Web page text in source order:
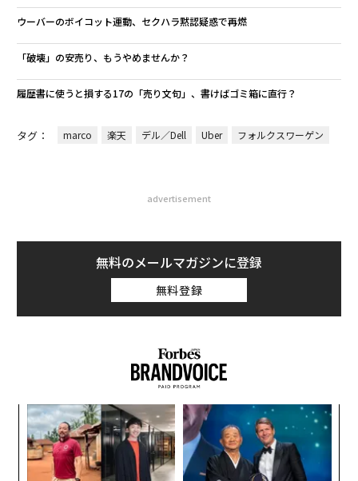
ウーバーのボイコット運動、セクハラ黙認疑惑で再燃
「破壊」の安売り、もうやめませんか？
履歴書に使うと損する17の「売り文句」、書けばゴミ箱に直行？
タグ： marco 楽天 デル／Dell Uber フォルクスワーゲン
advertisement
無料のメールマガジンに登録
無料登録